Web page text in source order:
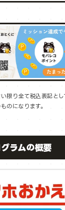
り全て税込表記とし
のになります。
ラムの概要